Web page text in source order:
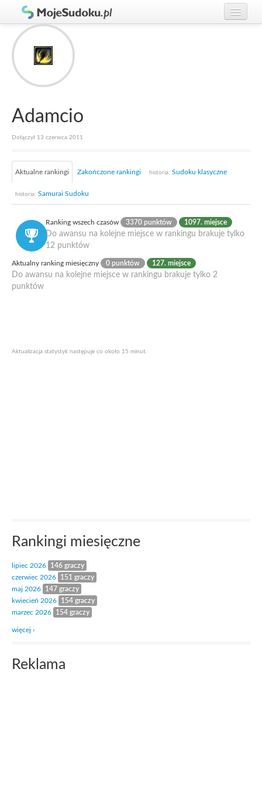
Graj w Sudoku!
Zasady Sudoku
Rankingi
Gracze
Adamcio
Dołączył 13 czerwca 2011
Aktualne rankingi Zakończone rankingi historia: Sudoku klasyczne
historia: Samurai Sudoku
Ranking wszech czasów 3370 punktów 1097. miejsce
Do awansu na kolejne miejsce w rankingu brakuje tylko
12 punktów
Aktualny ranking miesięczny 0 punktów 127. miejsce
Do awansu na kolejne miejsce w rankingu brakuje tylko 2
punktów
Aktualizacja statystyk następuje co około 15 minut.
Rankingi miesięczne
lipiec 2026
146 graczy
czerwiec 2026
151 graczy
maj 2026
147 graczy
kwiecień 2026
154 graczy
marzec 2026
154 graczy
więcej ›
Reklama